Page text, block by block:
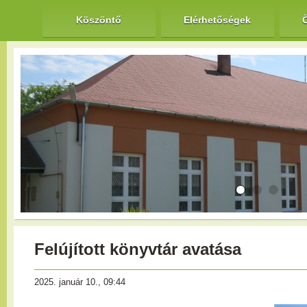
Köszöntő Elérhetőségek
Felújított könyvtár avatása
2025. január 10., 09:44